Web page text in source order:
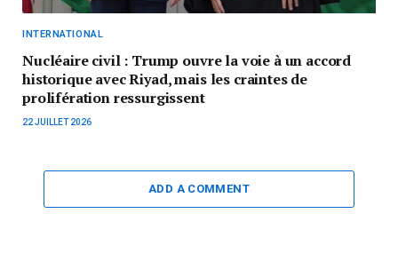
INTERNATIONAL
Nucléaire civil : Trump ouvre la voie à un accord
historique avec Riyad, mais les craintes de
prolifération ressurgissent
22 JUILLET 2026
ADD A COMMENT